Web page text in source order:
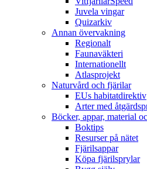
Juvela vingar
Quizarkiv
Annan övervakning
Regionalt
Faunaväkteri
Internationellt
Atlasprojekt
Naturvård och fjärilar
EUs habitatdirektiv
Arter med
Böcker, appar, material
Boktips
Resurser på nätet
Fjärilsappar
Köpa fjärilsprylar